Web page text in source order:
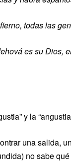
todas las
es su Dios,
y la
una salida,
no sabe